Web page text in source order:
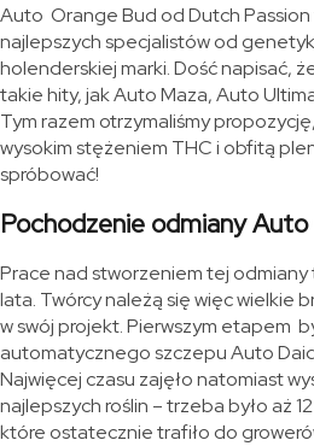
Auto Orange Bud od Dutch
najlepszych specjalistów od
holenderskiej marki. Dość napisać,
takie hity, jak Auto Maza, Auto
Tym razem otrzymaliśmy
wysokim stężeniem THC i obfitą
spróbować!
Pochodzenie odmiany
Prace nad stworzeniem tej odmiany
lata. Twórcy należą się więc wielkie
w swój projekt. Pierwszym etapem
automatycznego szczepu Auto
Najwięcej czasu zajęło natomiast
najlepszych roślin – trzeba było aż
które ostatecznie trafiło do